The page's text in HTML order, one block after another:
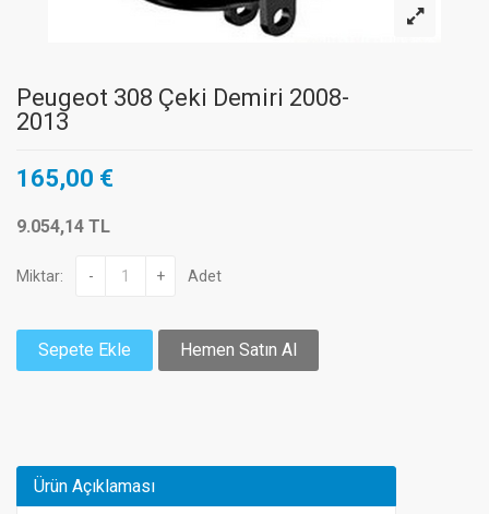
Peugeot 308 Çeki Demiri 2008-
2013
165,00 €
9.054,14 TL
Miktar: - + Adet
Sepete Ekle Hemen Satın Al
Ürün Açıklaması